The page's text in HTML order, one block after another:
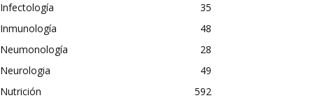
Infectología
35
Inmunología
48
Neumonología
28
Neurologia
49
Nutrición
592